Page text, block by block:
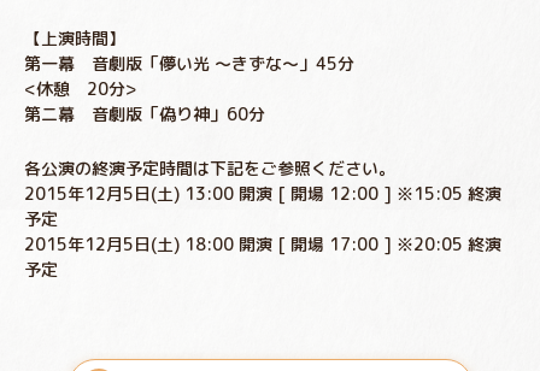
【上演時間】
第一幕 音劇版「儚い光 ～きずな～」45分
<休憩 20分>
第二幕 音劇版「偽り神」60分
各公演の終演予定時間は下記をご参照ください。
2015年12月5日(土) 13:00 開演 [ 開場 12:00 ] ※15:05 終演
予定
2015年12月5日(土) 18:00 開演 [ 開場 17:00 ] ※20:05 終演
予定